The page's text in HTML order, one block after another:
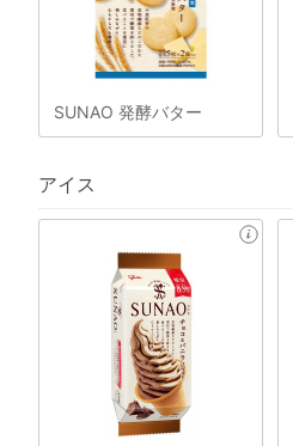
SUNAO 発酵バター
アイス